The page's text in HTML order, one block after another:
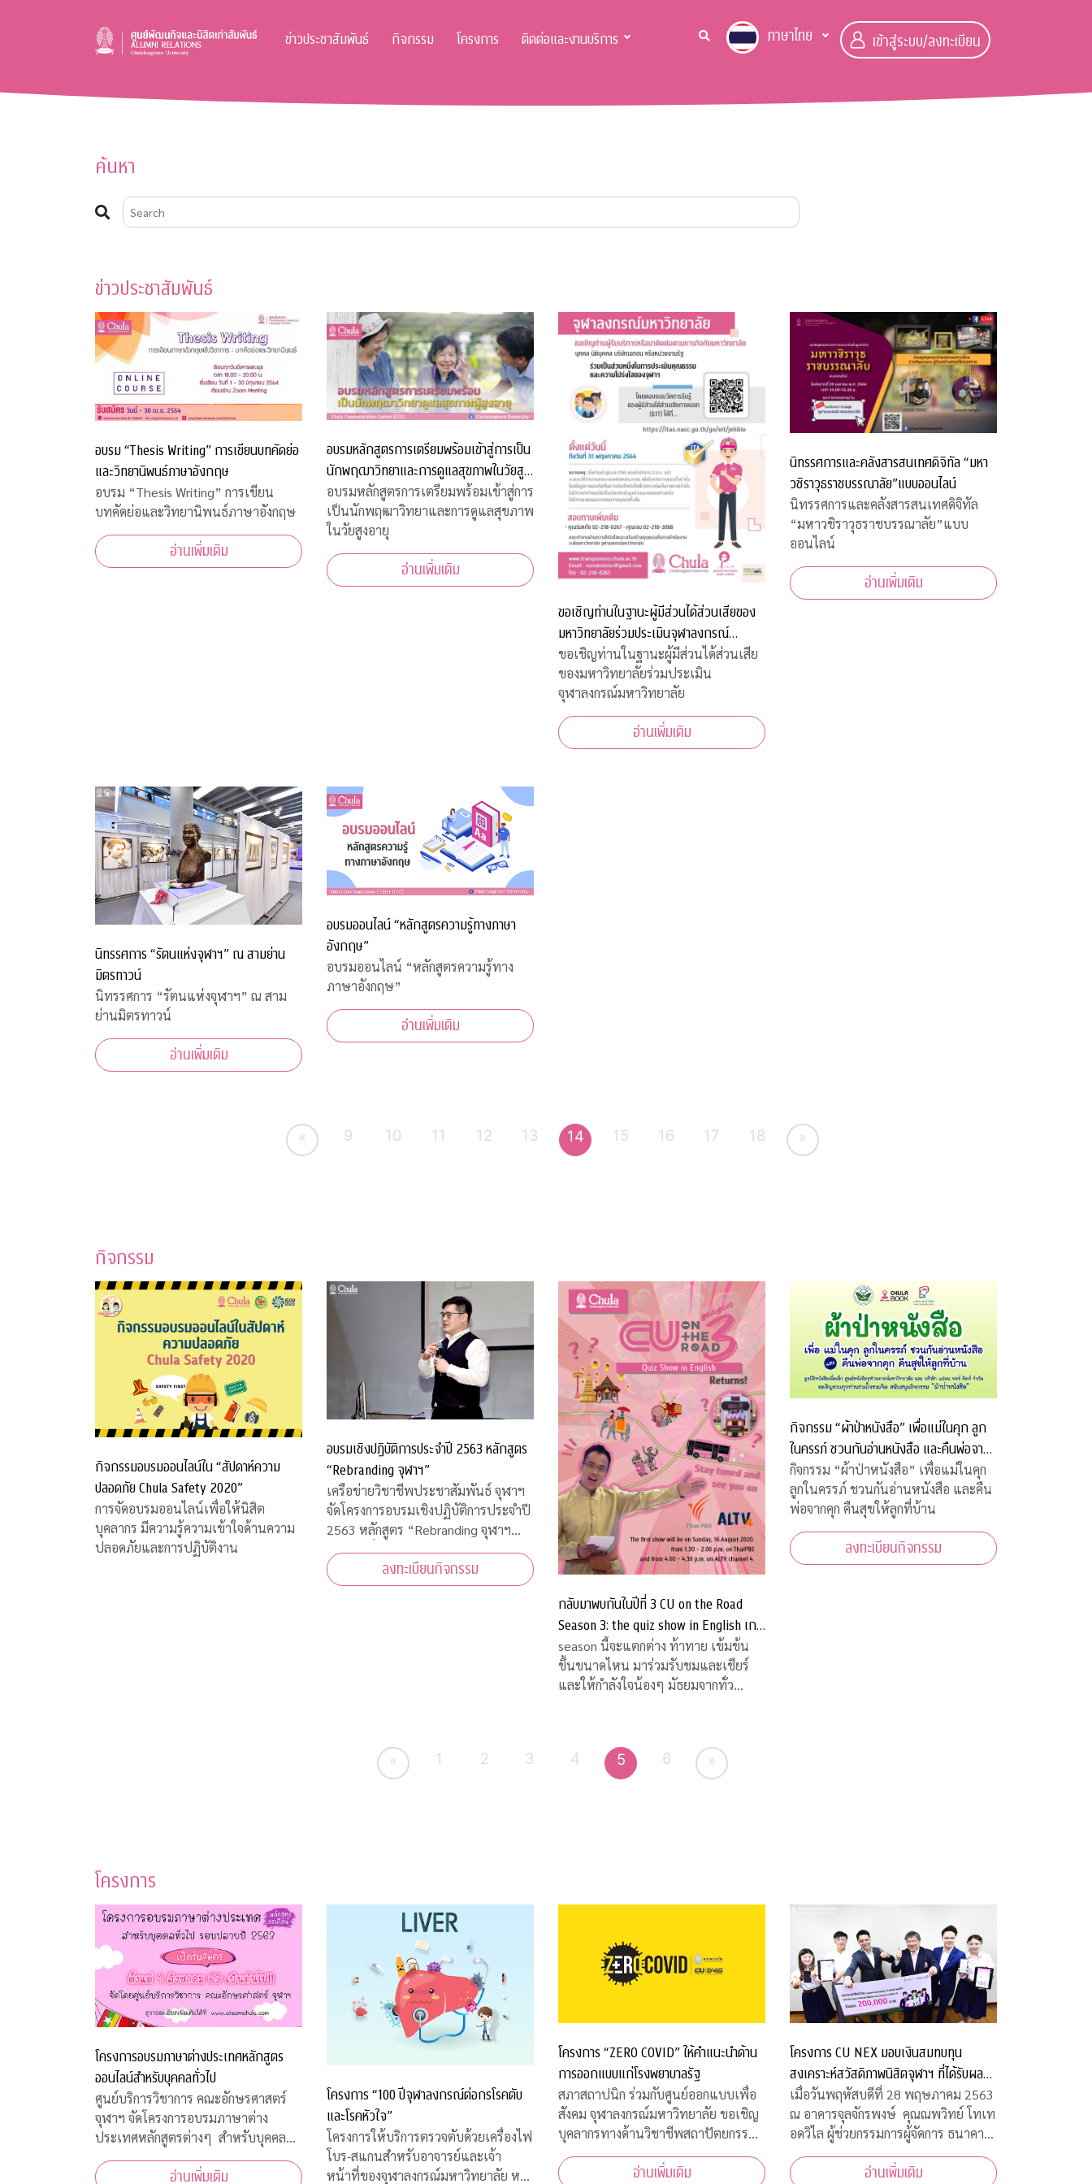
ข่าวประชาสัมพันธ์ กิจกรรม โครงการ ติดต่อและงานบริการ ภาษาไทย เข้าสู่ระบบ/ลงทะเบียน
ค้นหา
ข่าวประชาสัมพันธ์
อบรม “Thesis Writing” การเขียนบทคัดย่อ
และวิทยานิพนธ์ภาษาอังกฤษ
อบรม “Thesis Writing” การเขียน
บทคัดย่อและวิทยานิพนธ์ภาษาอังกฤษ
อ่านเพิ่มเติม
อบรมหลักสูตรการเตรียมพร้อมเข้าสู่การเป็น
นักพฤฒาวิทยาและการดูแลสุขภาพในวัยสูง
อายุ
อบรมหลักสูตรการเตรียมพร้อมเข้าสู่การ
เป็นนักพฤฒาวิทยาและการดูแลสุขภาพ
ในวัยสูงอายุ
อ่านเพิ่มเติม
ขอเชิญท่านในฐานะผู้มีส่วนได้ส่วนเสียของ
มหาวิทยาลัยร่วมประเมินจุฬาลงกรณ์
มหาวิทยาลัย
ขอเชิญท่านในฐานะผู้มีส่วนได้ส่วนเสีย
ของมหาวิทยาลัยร่วมประเมิน
จุฬาลงกรณ์มหาวิทยาลัย
อ่านเพิ่มเติม
นิทรรศการและคลังสารสนเทศดิจิทัล “มหา
วชิราวุธราชบรรณาลัย”แบบออนไลน์
นิทรรศการและคลังสารสนเทศดิจิทัล
“มหาวชิราวุธราชบรรณาลัย”แบบ
ออนไลน์
อ่านเพิ่มเติม
นิทรรศการ “รัตนแห่งจุฬาฯ” ณ สามย่าน
มิตรทาวน์
นิทรรศการ “รัตนแห่งจุฬาฯ” ณ สาม
ย่านมิตรทาวน์
อ่านเพิ่มเติม
อบรมออนไลน์ “หลักสูตรความรู้ทางภาษา
อังกฤษ”
อบรมออนไลน์ “หลักสูตรความรู้ทาง
ภาษาอังกฤษ”
อ่านเพิ่มเติม
« 9 10 11 12 13 14 15 16 17 18 »
กิจกรรม
กิจกรรมอบรมออนไลน์ใน “สัปดาห์ความ
ปลอดภัย Chula Safety 2020”
การจัดอบรมออนไลน์เพื่อให้นิสิต
บุคลากร มีความรู้ความเข้าใจด้านความ
ปลอดภัยและการปฏิบัติงาน
อบรมเชิงปฏิบัติการประจำปี 2563 หลักสูตร
“Rebranding จุฬาฯ”
เครือข่ายวิชาชีพประชาสัมพันธ์ จุฬาฯ
จัดโครงการอบรมเชิงปฏิบัติการประจำปี
2563 หลักสูตร “Rebranding จุฬาฯ
และการสื่อสารประชาสัมพันธ์ภายหลัง
สถานการณ์โควิด-19”
ลงทะเบียนกิจกรรม
กลับมาพบกันในปีที่ 3 CU on the Road
Season 3: the quiz show in English เกม
คิดชิงไหวชิงพริบสุดมันส์ ส่งตรงถึงบ้านท่าน
season นี้จะแตกต่าง ท้าทาย เข้มข้น
ขึ้นขนาดไหน มาร่วมรับชมและเชียร์
และให้กำลังใจน้องๆ มัธยมจากทั่ว
กันทางสถานีโทรทัศน์เอแอลทีวี (ALTV)
กิจกรรม “ผ้าป่าหนังสือ” เพื่อแม่ในคุก ลูก
ในครรภ์ ชวนกันอ่านหนังสือ และคืนพ่อจาก
คุก คืนสุขให้ลูกที่บ้าน
กิจกรรม “ผ้าป่าหนังสือ” เพื่อแม่ในคุก
ลูกในครรภ์ ชวนกันอ่านหนังสือ และคืน
พ่อจากคุก คืนสุขให้ลูกที่บ้าน
ลงทะเบียนกิจกรรม
« 1 2 3 4 5 6 »
โครงการ
โครงการอบรมภาษาต่างประเทศหลักสูตร
ออนไลน์สำหรับบุคคลทั่วไป
ศูนย์บริการวิชาการ คณะอักษรศาสตร์
จุฬาฯ จัดโครงการอบรมภาษาต่าง
ประเทศหลักสูตรต่างๆ สำหรับบุคคล
ทั่วไป รอบปลายปี 2563 โดยจัดอบรม
หลักสูตรออนไลน์ เพื่อความปลอดภัย
อ่านเพิ่มเติม
โครงการ “100 ปีจุฬาลงกรณ์ต่อกรโรคตับ
และโรคหัวใจ”
โครงการให้บริการตรวจตับด้วยเครื่องไฟ
โบร-สแกนสำหรับอาจารย์และเจ้า
หน้าที่ของจุฬาลงกรณ์มหาวิทยาลัย หรือ
โครงการ “ZERO COVID” ให้คำแนะนำด้าน
การออกแบบแก่โรงพยาบาลรัฐ
สภาสถาปนิก ร่วมกับศูนย์ออกแบบเพื่อ
สังคม จุฬาลงกรณ์มหาวิทยาลัย ขอเชิญ
บุคลากรทางด้านวิชาชีพสถาปัตยกรรม
และการออกแบบในสาขาต่างๆ เข้าร่วม
โครงการ “ZERO COVID” เพื่อให้ความ
อ่านเพิ่มเติม
โครงการ CU NEX มอบเงินสมทบทุน
สงเคราะห์สวัสดิภาพนิสิตจุฬาฯ ที่ได้รับผลก
ระทบจากโควิด-19
เมื่อวันพฤหัสบดีที่ 28 พฤษภาคม 2563
ณ อาคารจุลจักรพงษ์ คุณณพวิทย์ โทเท
อดวิไล ผู้ช่วยกรรมการผู้จัดการ ธนาคาร
กสิกรไทย เป็นผู้แทนธนาคาร ภายใต้
โครงการ CU NEX มอบเงิน 200,000
อ่านเพิ่มเติม